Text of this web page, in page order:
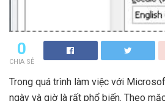
0
CHIA SẺ
Trong quá trình làm việc với
ngày và giờ là rất phổ biến. Theo